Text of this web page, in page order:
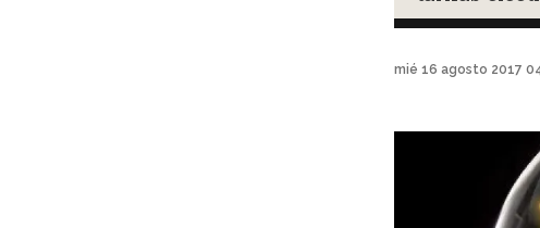
mié 16 agosto 2017